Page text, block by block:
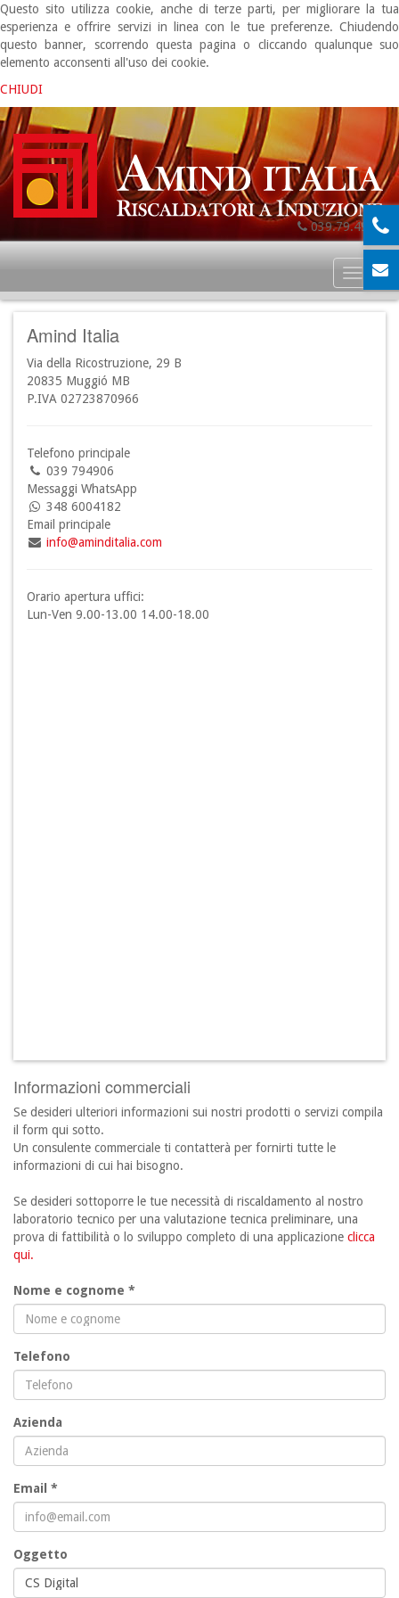
Questo sito utilizza cookie, anche di terze parti, per migliorare la tua
esperienza e offrire servizi in linea con le tue preferenze. Chiudendo
questo banner, scorrendo questa pagina o cliccando qualunque suo
elemento acconsenti all'uso dei cookie.
CHIUDI
039.79.49.06
Amind Italia
Via della Ricostruzione, 29 B
20835 Muggió MB
P.IVA 02723870966
Telefono principale
039 794906
Messaggi WhatsApp
348 6004182
Email principale
info@aminditalia.com
Orario apertura uffici:
Lun-Ven 9.00-13.00 14.00-18.00
Informazioni commerciali
Se desideri ulteriori informazioni sui nostri prodotti o servizi compila
il form qui sotto.
Un consulente commerciale ti contatterà per fornirti tutte le
informazioni di cui hai bisogno.
Se desideri sottoporre le tue necessità di riscaldamento al nostro
laboratorio tecnico per una valutazione tecnica preliminare, una
prova di fattibilità o lo sviluppo completo di una applicazione clicca
qui.
Nome e cognome *
Telefono
Azienda
Email *
Oggetto